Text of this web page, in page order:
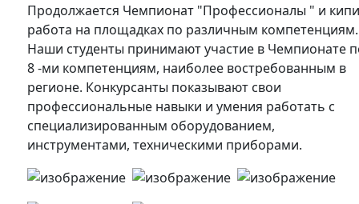
Продолжается Чемпионат "Профессионалы " и
работа на площадках по различным компетенциям.
Наши студенты принимают участие в Чемпионате
8 -ми компетенциям, наиболее востребованным в
регионе. Конкурсанты показывают свои
профессиональные навыки и умения работать с
специализированным оборудованием,
инструментами, техническими приборами.